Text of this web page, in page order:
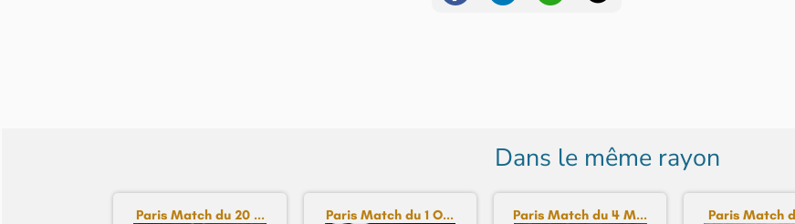
Dans le même rayon
Paris Match du 20 ... Paris Match du 1 O... Paris Match du 4 M... Paris Match